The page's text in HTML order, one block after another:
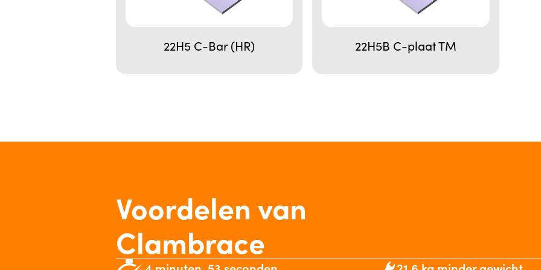
22H5 C-Bar (HR) 22H5B C-plaat TM
Voordelen van
Clambrace